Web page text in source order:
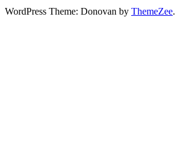
WordPress Theme: Donovan by ThemeZee.